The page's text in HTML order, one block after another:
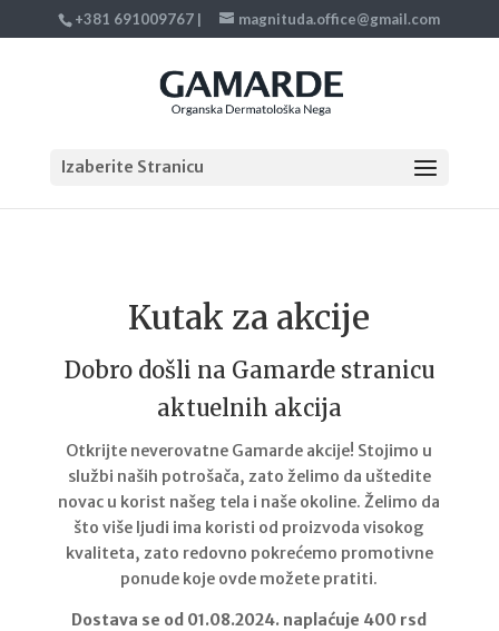
+381 691009767 | magnituda.office@gmail.com
Izaberite Stranicu
Kutak za akcije
Dobro došli na Gamarde stranicu
aktuelnih akcija
Otkrijte neverovatne Gamarde akcije! Stojimo u
službi naših potrošača, zato želimo da uštedite
novac u korist našeg tela i naše okoline. Želimo da
što više ljudi ima koristi od proizvoda visokog
kvaliteta, zato redovno pokrećemo promotivne
ponude koje ovde možete pratiti.
Dostava se od 01.08.2024. naplaćuje 400 rsd